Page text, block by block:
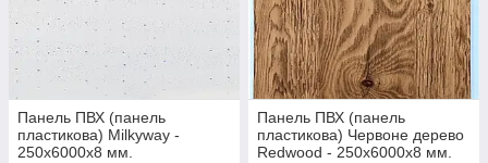
Панель ПВХ (панель
пластикова) Milkyway -
250х6000х8 мм.
Панель ПВХ (панель
пластикова) Червоне дерево
Redwood - 250х6000х8 мм.